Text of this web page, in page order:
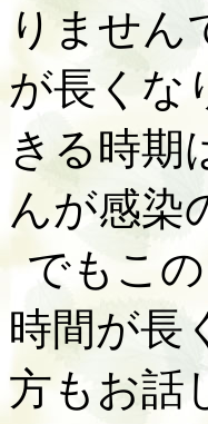
りません
が長くな
きる時期
んが感染
でもこ
時間が長
方もお話